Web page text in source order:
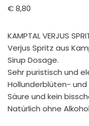
€8,80
KAMPTAL VERJUS
Verjus Spritz aus
Sirup Dosage.
Sehr puristisch und
Hollunderblüten-
Säure und kein
Natürlich ohne